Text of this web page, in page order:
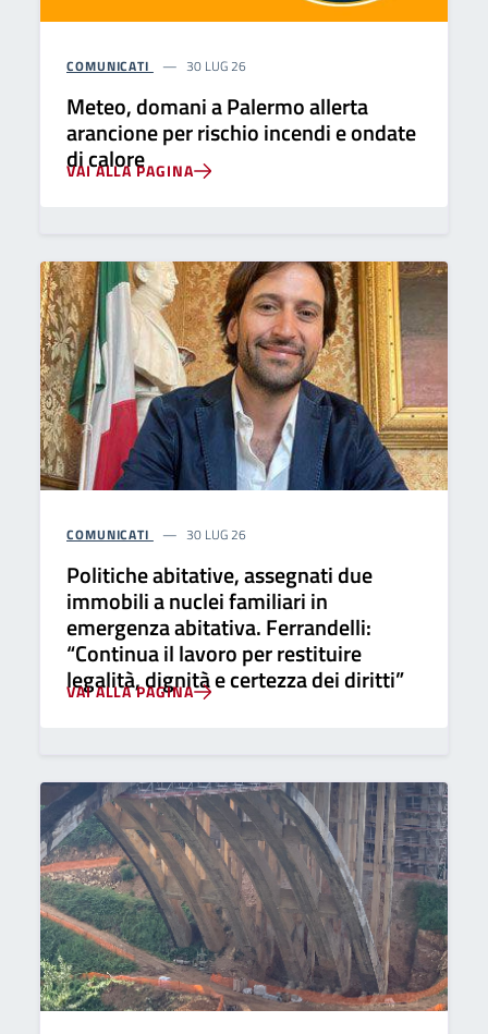
COMUNICATI 30 LUG 26
Meteo, domani a Palermo allerta
arancione per rischio incendi e ondate
di calore
VAI ALLA PAGINA
COMUNICATI 30 LUG 26
Politiche abitative, assegnati due
immobili a nuclei familiari in
emergenza abitativa. Ferrandelli:
“Continua il lavoro per restituire
legalità, dignità e certezza dei diritti”
VAI ALLA PAGINA